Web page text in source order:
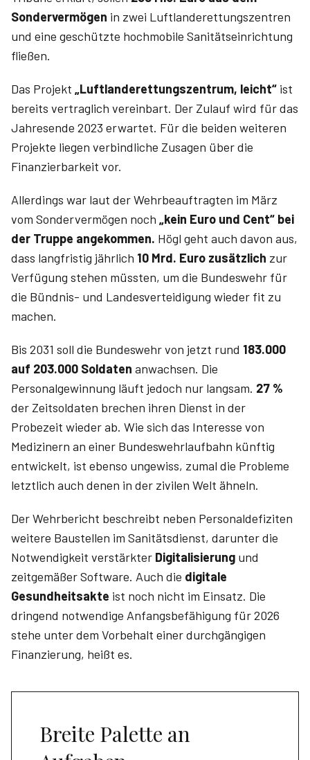
Sondervermögen in zwei Luftlanderettungszentren
und eine geschützte hochmobile Sanitätseinrichtung
fließen.
Das Projekt „Luftlanderettungszentrum, leicht“ ist
bereits vertraglich vereinbart. Der Zulauf wird für das
Jahresende 2023 erwartet. Für die beiden weiteren
Projekte liegen verbindliche Zusagen über die
Finanzierbarkeit vor.
Allerdings war laut der Wehrbeauftragten im März
vom Sondervermögen noch „kein Euro und Cent“ bei
der Truppe angekommen. Högl geht auch davon aus,
dass langfristig jährlich 10 Mrd. Euro zusätzlich zur
Verfügung stehen müssten, um die Bundeswehr für
die Bündnis- und Landesverteidigung wieder fit zu
machen.
Bis 2031 soll die Bundeswehr von jetzt rund 183.000
auf 203.000 Soldaten anwachsen. Die
Personalgewinnung läuft jedoch nur langsam. 27 %
der Zeitsoldaten brechen ihren Dienst in der
Probezeit wieder ab. Wie sich das Interesse von
Medizinern an einer Bundeswehrlaufbahn künftig
entwickelt, ist ebenso ungewiss, zumal die Probleme
letztlich auch denen in der zivilen Welt ähneln.
Der Wehrbericht beschreibt neben Personaldefiziten
weitere Baustellen im Sanitätsdienst, darunter die
Notwendigkeit verstärkter Digitalisierung und
zeitgemäßer Software. Auch die digitale
Gesundheitsakte ist noch nicht im Einsatz. Die
dringend notwendige Anfangsbefähigung für 2026
stehe unter dem Vorbehalt einer durchgängigen
Finanzierung, heißt es.
Breite Palette an